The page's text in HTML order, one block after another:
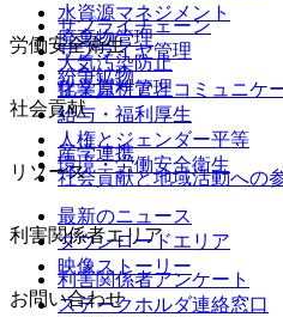
水資源マネジメント
廃棄物管理
大気汚染防止
化学原料管理
サプライチェーン
サプライヤ管理
紛争鉱物
労働安全衛生
従業員ケアとコミュニケ
給与・福利厚生
人権とジェンダー平等
環境・労働安全衛生
社会貢献
産学連携
社会貢献と地域活動への
リソース
最新のニュース
ダウンロードエリア
映像ストーリー
利害関係者エリア
利害関係者アンケート
ステークホルダ連絡窓口
お問い合わせ